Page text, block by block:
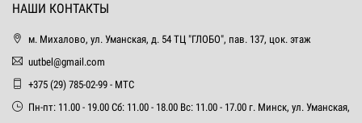
НАШИ КОНТАКТЫ
м. Михалово, ул. Уманская, д. 54 ТЦ "ГЛОБО", пав. 137, цок. этаж
uutbel@gmail.com
+375 (29) 785-02-99 - МТС
Пн-пт: 11.00 - 19.00 Сб: 11.00 - 18.00 Вс: 11.00 - 17.00 г. Минск, ул. Уманская,